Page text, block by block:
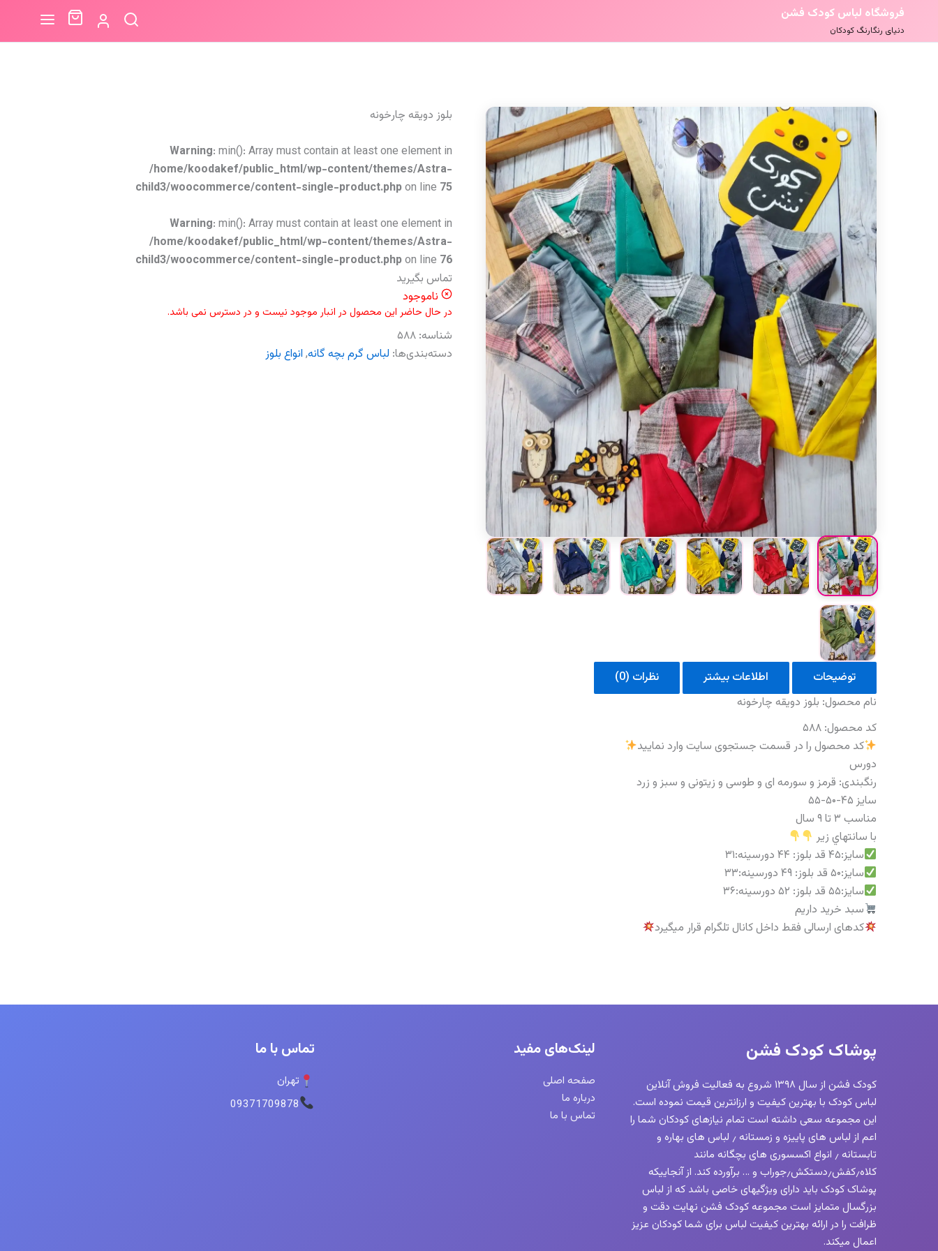
فروشگاه لباس کودک فشن
دنیای رنگارنگ کودکان
بلوز دویقه چارخونه
Warning: min(): Array must contain at least one element in
/home/koodakef/public_html/wp-content/themes/Astra-
child3/woocommerce/content-single-product.phpon line 75
Warning: min(): Array must contain at least one element in
/home/koodakef/public_html/wp-content/themes/Astra-
child3/woocommerce/content-single-product.phpon line 76
تماس بگیرید
ناموجود
در حال حاضر این محصول در انبار موجود نیست و در دسترس نمی باشد.
شناسه: ۵۸۸
دسته‌بندی‌ها: لباس گرم بچه گانه, انواع بلوز
توضیحات اطلاعات بیشتر
نظرات (0)
نام محصول: بلوز دویقه چارخونه
کد محصول: ۵۸۸
کد محصول را در قسمت جستجوی سایت وارد نمایید
دورس
رنگبندی: قرمز و سورمه ای و طوسی و زیتونی و سبز و زرد
سایز ۴۵-۵۰-۵۵
مناسب ۳ تا ۹ سال
با سانتهاي زير
سايز:۴۵ قد بلوز: ۴۴ دورسينه:۳۱
سايز:۵۰ قد بلوز: ۴۹ دورسينه:۳۳
سايز:۵۵ قد بلوز: ۵۲ دورسينه:۳۶
سبد خرید داریم
کدهای ارسالی فقط داخل کانال تلگرام قرار میگیرد
پوشاک کودک فشن
کودک فشن از سال ۱۳۹۸ شروع به فعالیت فروش آنلاین
لباس کودک با بهترین کیفیت و ارزانترین قیمت نموده است.
این مجموعه سعی داشته است تمام نیازهای کودکان شما را
اعم از لباس های پاییزه و زمستانه ٫ لباس های بهاره و
تابستانه ٫ انواع اکسسوری های بچگانه مانند
کلاه٫کفش٫دستکش٫جوراب و … برآورده کند. از آنجاییکه
پوشاک کودک باید دارای ویژگیهای خاصی باشد که از لباس
بزرگسال متمایز است مجموعه کودک فشن نهایت دقت و
ظرافت را در ارائه بهترین کیفیت لباس برای شما کودکان عزیز
اعمال میکند.
لینک‌های مفید
صفحه اصلی
درباره ما
تماس با ما
تماس با ما
تهران
09371709878